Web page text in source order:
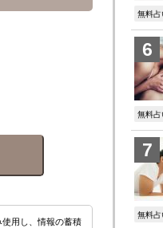
用し、情報の蓄積
無料占
無料占
無料占